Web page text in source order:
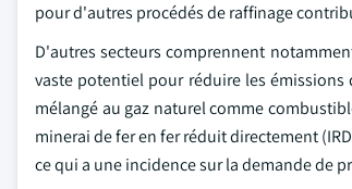
pour d'autres procédés de raffinage
D'autres secteurs comprennent
vaste potentiel pour réduire les
mélangé au gaz naturel comme
minerai de fer en fer réduit directement
ce qui a une incidence sur la demande de